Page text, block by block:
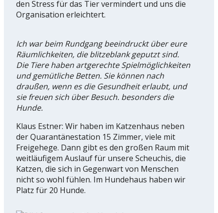
den Stress für das Tier vermindert und uns die
Organisation erleichtert.
Ich war beim Rundgang beeindruckt über eure
Räumlichkeiten, die blitzeblank geputzt sind.
Die Tiere haben artgerechte Spielmöglichkeiten
und gemütliche Betten. Sie können nach
draußen, wenn es die Gesundheit erlaubt, und
sie freuen sich über Besuch. besonders die
Hunde.
Klaus Estner: Wir haben im Katzenhaus neben
der Quarantänestation 15 Zimmer, viele mit
Freigehege. Dann gibt es den großen Raum mit
weitläufigem Auslauf für unsere Scheuchis, die
Katzen, die sich in Gegenwart von Menschen
nicht so wohl fühlen. Im Hundehaus haben wir
Platz für 20 Hunde.